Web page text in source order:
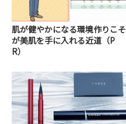
肌が健やかになる環境作りこそ
が美肌を手に入れる近道（P
R）